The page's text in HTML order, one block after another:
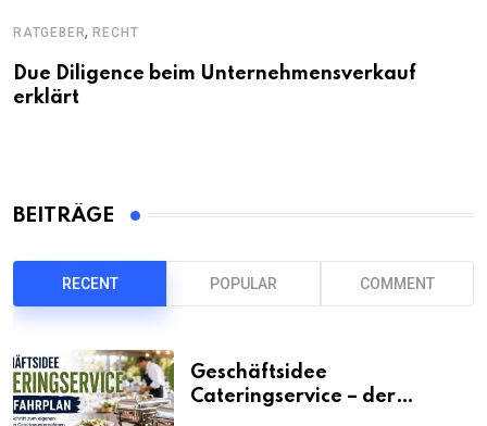
RATGEBER,RECHT
Due Diligence beim Unternehmensverkauf
erklärt
BEITRÄGE
RECENT POPULAR COMMENT
Geschäftsidee
Cateringservice – der